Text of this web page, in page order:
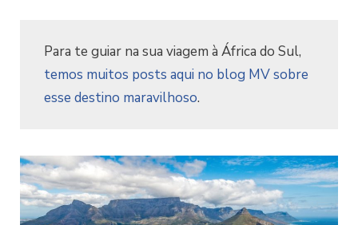
Para te guiar na sua viagem à África do Sul,
temos muitos posts aqui no blog MV sobre
esse destino maravilhoso.